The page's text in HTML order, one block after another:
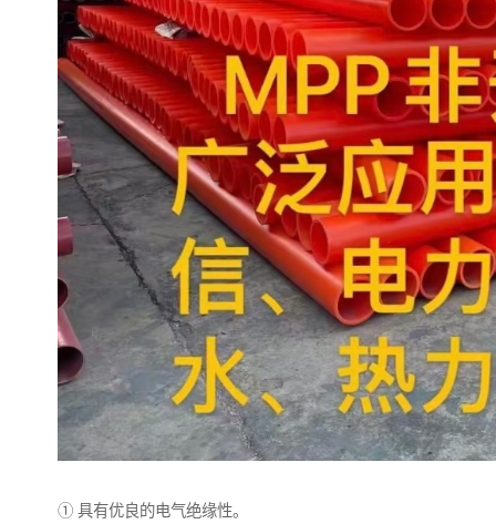
① 具有优良的电气绝缘性。